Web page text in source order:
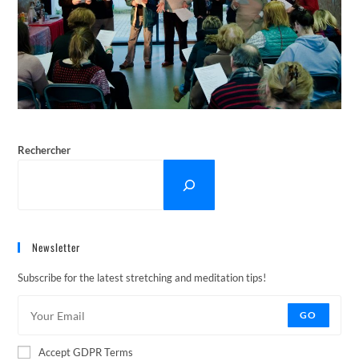
Rechercher
Newsletter
Subscribe for the latest stretching and meditation tips!
GO
Accept GDPR Terms